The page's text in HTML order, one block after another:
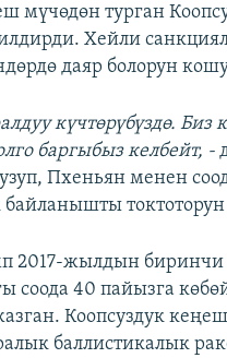
мүчөдөн турган
Хейли
даяр болорун
күчтөрүбүздө. Биз
баргыбыз келбейт, -
Пхеньян менен
токтоторун
2017-жылдын
соода 40 пайызга
Коопсуздук
баллистикалык